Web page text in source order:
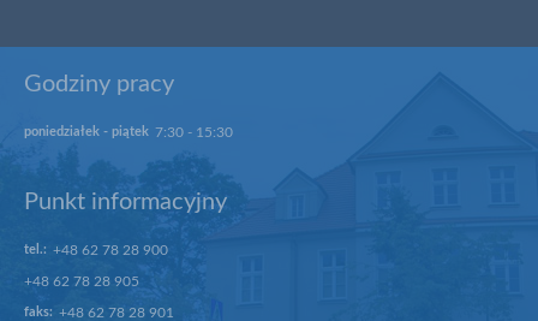
Godziny pracy
poniedziałek - piątek 7:30 - 15:30
Punkt informacyjny
tel.: +48 62 78 28 900
+48 62 78 28 905
faks: +48 62 78 28 901